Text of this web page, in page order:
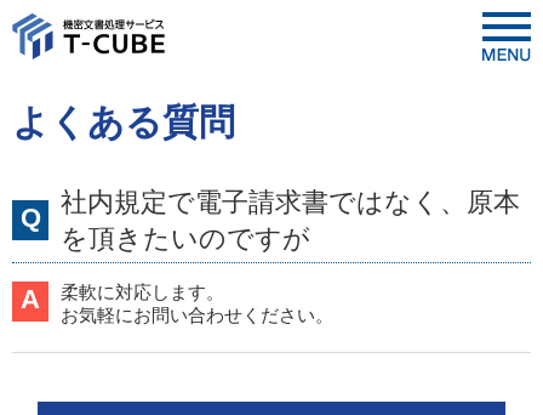
よくある質問
Q
社内規定で電子請求書ではなく、原本
を頂きたいのですが
A
柔軟に対応します。
お気軽にお問い合わせください。